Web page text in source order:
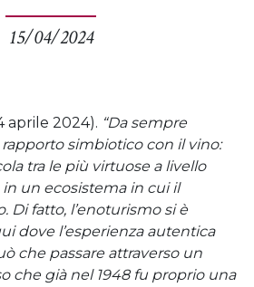
15/04/2024
aprile 2024). “Da sempre
simbiotico con il vino:
tra le più virtuose a livello
un ecosistema in cui il
Di fatto, l’enoturismo si è
dove l’esperienza autentica
che passare attraverso un
che già nel 1948 fu proprio una